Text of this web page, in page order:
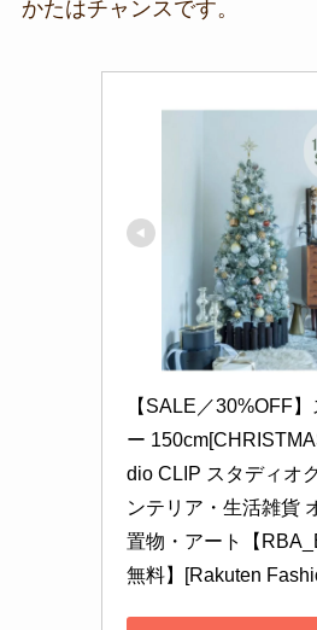
かたはチャンスです。
【SALE／30%OFF
ー
dio CLIP スタディオ
ンテリア・生活雑貨
置物・アート【
無料】[Rakuten